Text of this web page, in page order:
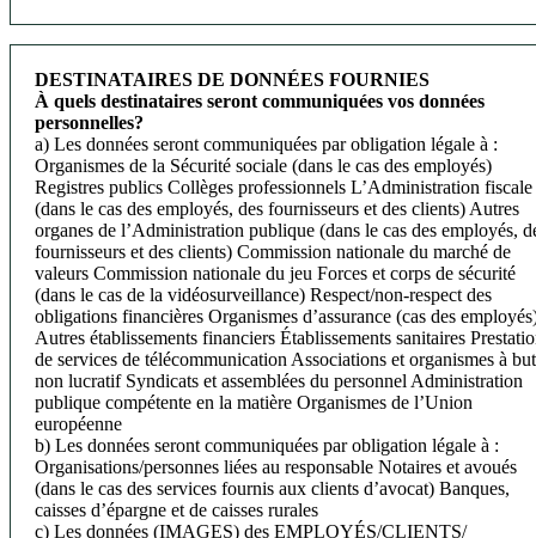
DESTINATAIRES DE DONNÉES FOURNIES
À quels destinataires seront communiquées vos données
personnelles?
a) Les données seront communiquées par obligation légale à :
Organismes de la Sécurité sociale (dans le cas des employés)
Registres publics Collèges professionnels L’Administration fiscale
(dans le cas des employés, des fournisseurs et des clients) Autres
organes de l’Administration publique (dans le cas des employés,
fournisseurs et des clients) Commission nationale du marché de
valeurs Commission nationale du jeu Forces et corps de sécurité
(dans le cas de la vidéosurveillance) Respect/non-respect des
obligations financières Organismes d’assurance (cas des
Autres établissements financiers Établissements sanitaires
de services de télécommunication Associations et organismes à but
non lucratif Syndicats et assemblées du personnel Administration
publique compétente en la matière Organismes de l’Union
européenne
b) Les données seront communiquées par obligation légale à :
Organisations/personnes liées au responsable Notaires et avoués
(dans le cas des services fournis aux clients d’avocat) Banques,
caisses d’épargne et de caisses rurales
c) Les données (IMAGES) des EMPLOYÉS/CLIENTS/